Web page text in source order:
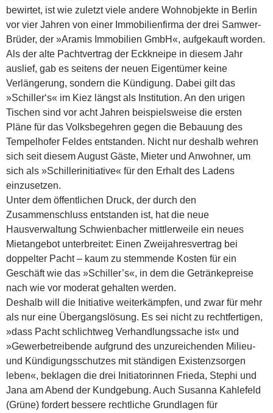
bewirtet, ist wie zuletzt viele andere Wohnobjekte in Berlin
vor vier Jahren von einer Immobilienfirma der drei Samwer-
Brüder, der »Aramis Immobilien GmbH«, aufgekauft worden.
Als der alte Pachtvertrag der Eckkneipe in diesem Jahr
auslief, gab es seitens der neuen Eigentümer keine
Verlängerung, sondern die Kündigung. Dabei gilt das
»Schiller‘s« im Kiez längst als Institution. An den urigen
Tischen sind vor acht Jahren beispielsweise die ersten
Pläne für das Volksbegehren gegen die Bebauung des
Tempelhofer Feldes entstanden. Nicht nur deshalb wehren
sich seit diesem August Gäste, Mieter und Anwohner, um
sich als »Schillerinitiative« für den Erhalt des Ladens
einzusetzen.
Unter dem öffentlichen Druck, der durch den
Zusammenschluss entstanden ist, hat die neue
Hausverwaltung Schwienbacher mittlerweile ein neues
Mietangebot unterbreitet: Einen Zweijahresvertrag bei
doppelter Pacht – kaum zu stemmende Kosten für ein
Geschäft wie das »Schiller’s«, in dem die Getränkepreise
nach wie vor moderat gehalten werden.
Deshalb will die Initiative weiterkämpfen, und zwar für mehr
als nur eine Übergangslösung. Es sei nicht zu rechtfertigen,
»dass Pacht schlichtweg Verhandlungssache ist« und
»Gewerbetreibende aufgrund des unzureichenden Milieu-
und Kündigungsschutzes mit ständigen Existenzsorgen
leben«, beklagen die drei Initiatorinnen Frieda, Stephi und
Jana am Abend der Kundgebung. Auch Susanna Kahlefeld
(Grüne) fordert bessere rechtliche Grundlagen für